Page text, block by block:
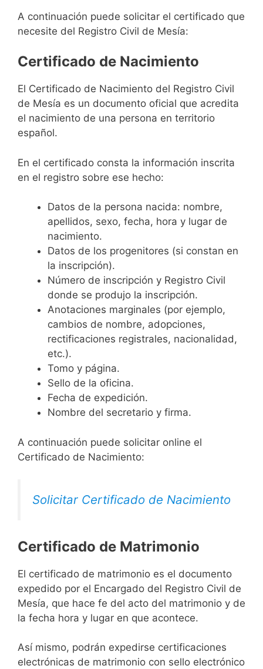
A continuación puede solicitar el certificado que
necesite del Registro Civil de Mesía:
Certificado de Nacimiento
El Certificado de Nacimiento del Registro Civil
de Mesía es un documento oficial que acredita
el nacimiento de una persona en territorio
español.
En el certificado consta la información inscrita
en el registro sobre ese hecho:
Datos de la persona nacida: nombre,
apellidos, sexo, fecha, hora y lugar de
nacimiento.
Datos de los progenitores (si constan en
la inscripción).
Número de inscripción y Registro Civil
donde se produjo la inscripción.
Anotaciones marginales (por ejemplo,
cambios de nombre, adopciones,
rectificaciones registrales, nacionalidad,
etc.).
Tomo y página.
Sello de la oficina.
Fecha de expedición.
Nombre del secretario y firma.
A continuación puede solicitar online el
Certificado de Nacimiento:
Solicitar Certificado de Nacimiento
Certificado de Matrimonio
El certificado de matrimonio es el documento
expedido por el Encargado del Registro Civil de
Mesía, que hace fe del acto del matrimonio y de
la fecha hora y lugar en que acontece.
Así mismo, podrán expedirse certificaciones
electrónicas de matrimonio con sello electrónico